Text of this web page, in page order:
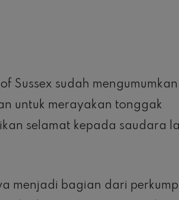
Sussex sudah mengumumkan
untuk merayakan tonggak
selamat kepada saudara
menjadi bagian dari